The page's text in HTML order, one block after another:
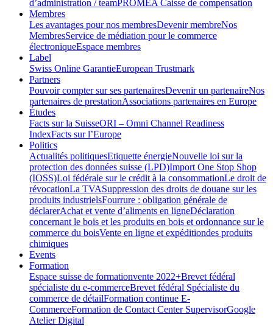
d’administration / teamPROMEA Caisse de compensation
Membres
Les avantages pour nos membresDevenir membreNos
MembresService de médiation pour le commerce
électroniqueEspace membres
Label
Swiss Online GarantieEuropean Trustmark
Partners
Pouvoir compter sur ses partenairesDevenir un partenaireNos
partenaires de prestationAssociations partenaires en Europe
Études
Facts sur la SuisseORI – Omni Channel Readiness
IndexFacts sur l’Europe
Politics
Actualités politiquesEtiquette énergieNouvelle loi sur la
protection des données suisse (LPD)Import One Stop Shop
(IOSS)Loi fédérale sur le crédit à la consommationLe droit de
révocationLa TVASuppression des droits de douane sur les
produits industrielsFourrure : obligation générale de
déclarerAchat et vente d’aliments en ligneDéclaration
concernant le bois et les produits en bois et ordonnance sur le
commerce du boisVente en ligne et expéditiondes produits
chimiques
Events
Formation
Espace suisse de formationvente 2022+Brevet fédéral
spécialiste du e-commerceBrevet fédéral Spécialiste du
commerce de détailFormation continue E-
CommerceFormation de Contact Center SupervisorGoogle
Atelier Digital